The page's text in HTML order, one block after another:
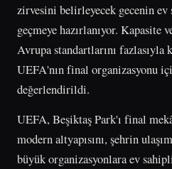
zirvesini belirleyecek gecenin
geçmeye hazırlanıyor. Kapasite
Avrupa standartlarını fazlasıyla
UEFA'nın final organizasyonu
değerlendirildi.
UEFA, Beşiktaş Park'ı final
modern altyapısını, şehrin
büyük organizasyonlara ev